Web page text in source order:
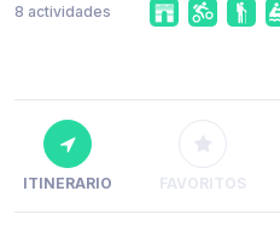
8 actividades
ITINERARIO FAVORITOS